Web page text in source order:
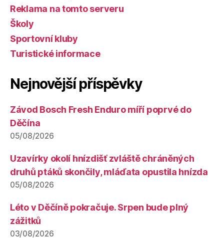
Reklama na tomto serveru
Školy
Sportovní kluby
Turistické informace
Nejnovější příspěvky
Závod Bosch Fresh Enduro míří poprvé do
Děčína
05/08/2026
Uzavírky okolí hnízdišť zvláště chráněných
druhů ptáků skončily, mláďata opustila hnízda
05/08/2026
Léto v Děčíně pokračuje. Srpen bude plný
zážitků
03/08/2026